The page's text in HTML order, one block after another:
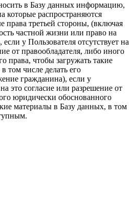
в Базу данных информацию,
которые распространяются
права третьей стороны, (включая
частной жизни или право на
у Пользователя отсутствует на
от правообладателя, либо иного
права, чтобы загружать такие
том числе делать его
гражданина), если у
это согласие или разрешение от
юридически обоснованного
материалы в Базу данных, в том